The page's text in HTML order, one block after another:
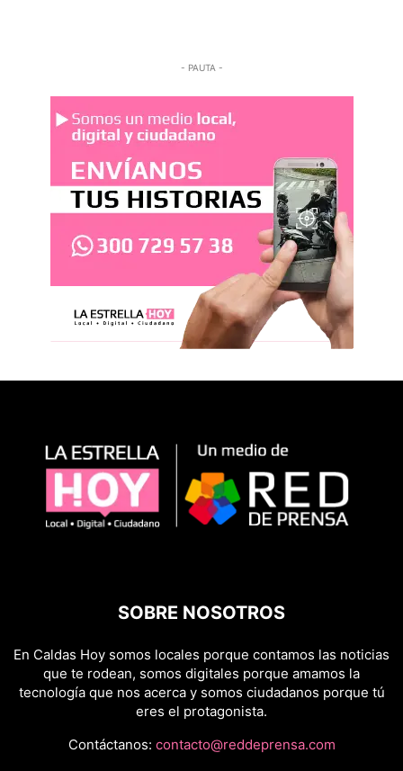
- PAUTA -
SOBRE NOSOTROS
En Caldas Hoy somos locales porque contamos las noticias
que te rodean, somos digitales porque amamos la
tecnología que nos acerca y somos ciudadanos porque tú
eres el protagonista.
Contáctanos: contacto@reddeprensa.com